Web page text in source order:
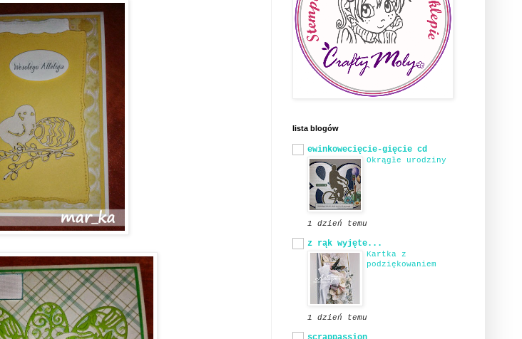
lista blogów
ewinkowecięcie-gięcie cd
Okrągłe urodziny
1 dzień temu
z rąk wyjęte...
Kartka z
podziękowaniem
1 dzień temu